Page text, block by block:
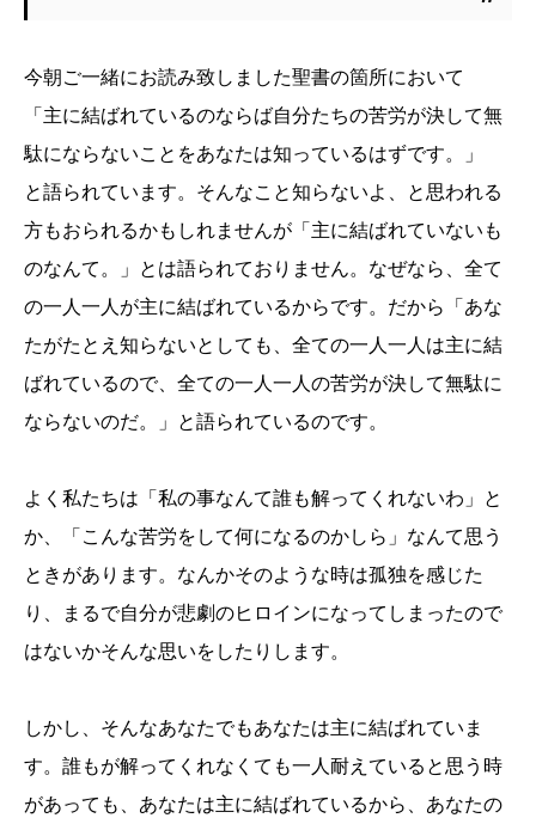
今朝ご一緒にお読み致しました聖書の箇所において
「主に結ばれているのならば自分たちの苦労が決して無
駄にならないことをあなたは知っているはずです。」
と語られています。そんなこと知らないよ、と思われる
方もおられるかもしれませんが「主に結ばれていないも
のなんて。」とは語られておりません。なぜなら、全て
の一人一人が主に結ばれているからです。だから「あな
たがたとえ知らないとしても、全ての一人一人は主に結
ばれているので、全ての一人一人の苦労が決して無駄に
ならないのだ。」と語られているのです。
よく私たちは「私の事なんて誰も解ってくれないわ」と
か、「こんな苦労をして何になるのかしら」なんて思う
ときがあります。なんかそのような時は孤独を感じた
り、まるで自分が悲劇のヒロインになってしまったので
はないかそんな思いをしたりします。
しかし、そんなあなたでもあなたは主に結ばれていま
す。誰もが解ってくれなくても一人耐えていると思う時
があっても、あなたは主に結ばれているから、あなたの